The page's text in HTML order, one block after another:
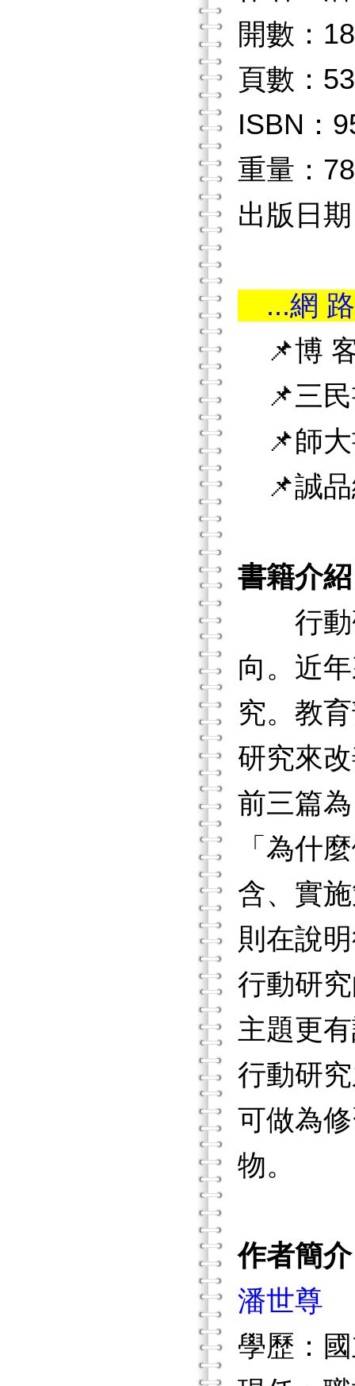
開數：18
頁數：
ISBN：
重量：
出版日
...網
📌博
📌三民
📌師大
📌誠品
書籍介紹
行動研
向。近
究。教
研究來
前三篇
「為什
含、實
則在說
行動研
主題更
行動研
可做為
物。
作者簡介
潘世尊
學歷：